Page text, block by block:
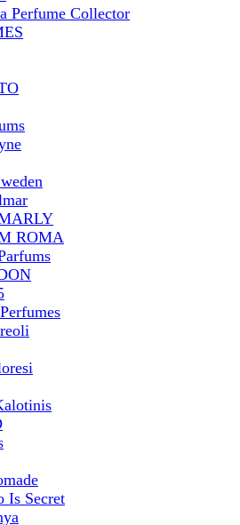
Perfume Collector
ROMA
Is Secret